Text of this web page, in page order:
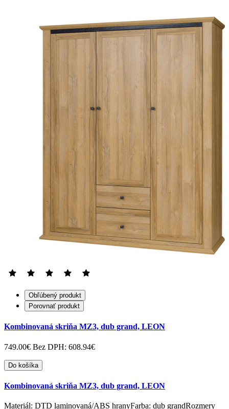
Obľúbený produkt
Porovnať produkt
Kombinovaná skriňa MZ3, dub grand, LEON
749.00€ Bez DPH: 608.94€
Do košíka
Kombinovaná skriňa MZ3, dub grand, LEON
Materiál: DTD laminovaná/ABS hranyFarba: dub grandRozmery